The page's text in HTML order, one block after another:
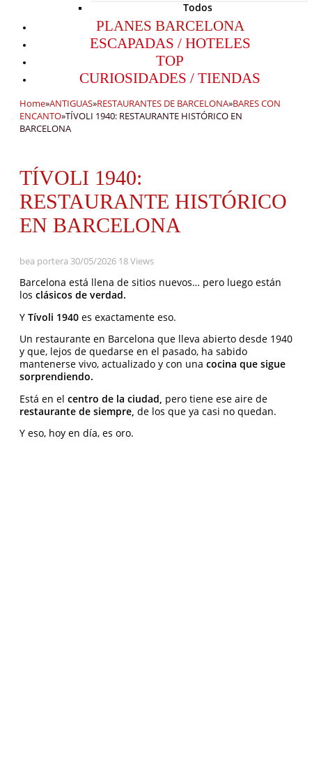
Todos
PLANES BARCELONA
ESCAPADAS / HOTELES
TOP
CURIOSIDADES / TIENDAS
Home»ANTIGUAS»RESTAURANTES DE BARCELONA»BARES CON
ENCANTO»TÍVOLI 1940: RESTAURANTE HISTÓRICO EN
BARCELONA
TÍVOLI 1940:
RESTAURANTE HISTÓRICO
EN BARCELONA
bea portera 30/05/2026 18 Views
Barcelona está llena de sitios nuevos… pero luego están
los clásicos de verdad.
Y Tívoli 1940 es exactamente eso.
Un restaurante en Barcelona que lleva abierto desde 1940
y que, lejos de quedarse en el pasado, ha sabido
mantenerse vivo, actualizado y con una cocina que sigue
sorprendiendo.
Está en el centro de la ciudad, pero tiene ese aire de
restaurante de siempre, de los que ya casi no quedan.
Y eso, hoy en día, es oro.